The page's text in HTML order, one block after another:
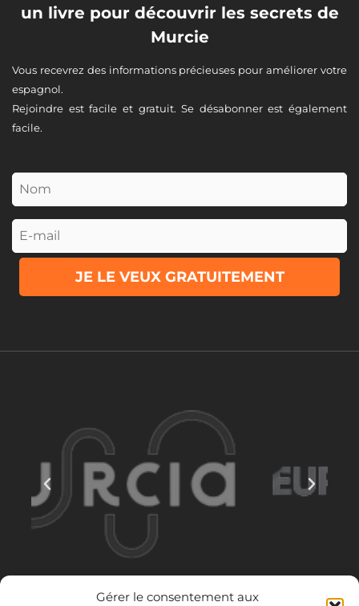
Gérer le consentement aux
un livre pour découvrir les secrets de
Murcie
Vous recevrez des informations précieuses pour améliorer votre
espagnol.
Rejoindre est facile et gratuit. Se désabonner est également
facile.
JE LE VEUX GRATUITEMENT